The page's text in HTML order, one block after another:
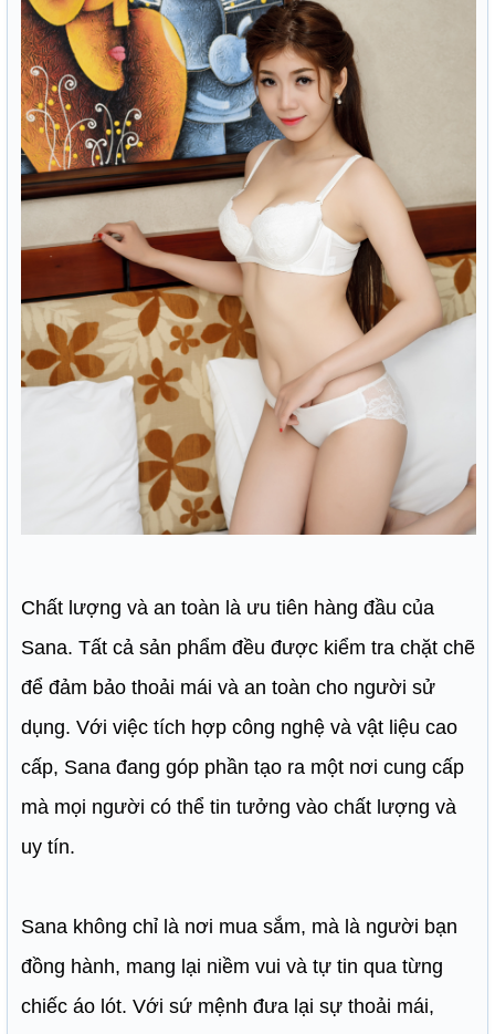
Chất lượng và an toàn là ưu tiên hàng đầu của
Sana. Tất cả sản phẩm đều được kiểm tra chặt chẽ
để đảm bảo thoải mái và an toàn cho người sử
dụng. Với việc tích hợp công nghệ và vật liệu cao
cấp, Sana đang góp phần tạo ra một nơi cung cấp
mà mọi người có thể tin tưởng vào chất lượng và
uy tín.
Sana không chỉ là nơi mua sắm, mà là người bạn
đồng hành, mang lại niềm vui và tự tin qua từng
chiếc áo lót. Với sứ mệnh đưa lại sự thoải mái,